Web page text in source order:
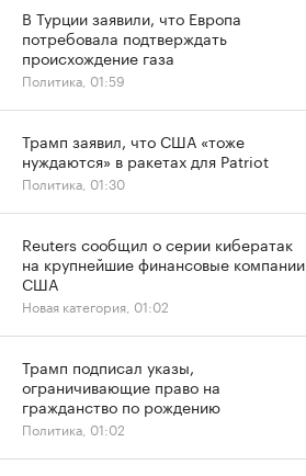
В Турции заявили, что Европа
потребовала подтверждать
происхождение газа
Политика, 01:59
Трамп заявил, что США «тоже
нуждаются» в ракетах для Patriot
Политика, 01:30
Reuters сообщил о серии кибератак
на крупнейшие финансовые компании
США
Новая категория, 01:02
Трамп подписал указы,
ограничивающие право на
гражданство по рождению
Политика, 01:02